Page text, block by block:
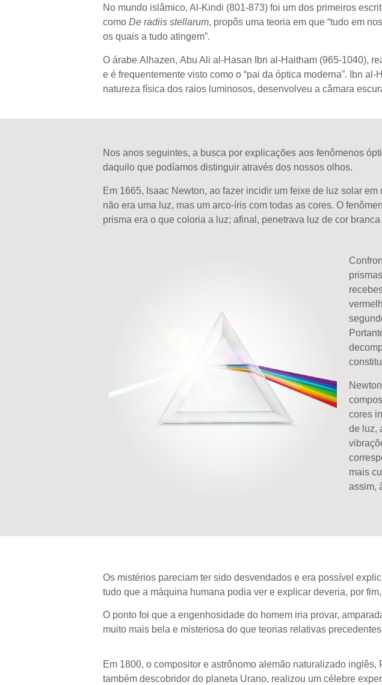
No mundo islâmico, Al-Kindi (801-873) foi um dos primeiros
como De radiis stellarum, propôs uma teoria em que “tudo em
os quais a tudo atingem”.
O árabe Alhazen, Abu Ali al-Hasan Ibn al-Haitham (965-1040),
e é frequentemente visto como o “pai da óptica moderna”. Ibn al-
natureza física dos raios luminosos, desenvolveu a câmara
Nos anos seguintes, a busca por explicações aos fenômenos
daquilo que podíamos distinguir através dos nossos olhos.
Em 1665, Isaac Newton, ao fazer incidir um feixe de luz solar
não era uma luz, mas um arco-íris com todas as cores. O
prisma era o que coloria a luz; afinal, penetrava luz de cor
cores
de luz,
mais
assim,
Os mistérios pareciam ter sido desvendados e era possível
tudo que a máquina humana podia ver e explicar deveria, por
O ponto foi que a engenhosidade do homem iria provar,
muito mais bela e misteriosa do que teorias relativas
Em 1800, o compositor e astrônomo alemão naturalizado inglês,
também descobridor do planeta Urano, realizou um célebre